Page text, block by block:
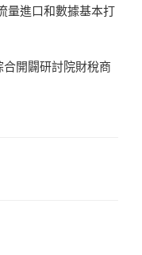
量進口和數據基本打
開闢研討院財稅商